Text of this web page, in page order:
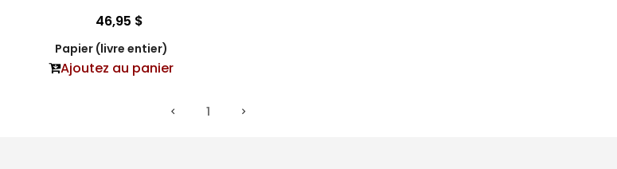
46,95 $
Papier (livre entier)
Ajoutez au panier
1